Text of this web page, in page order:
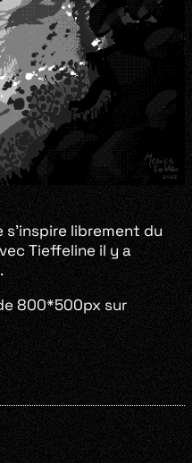
librement du
Tieffeline il y a
800*500px sur